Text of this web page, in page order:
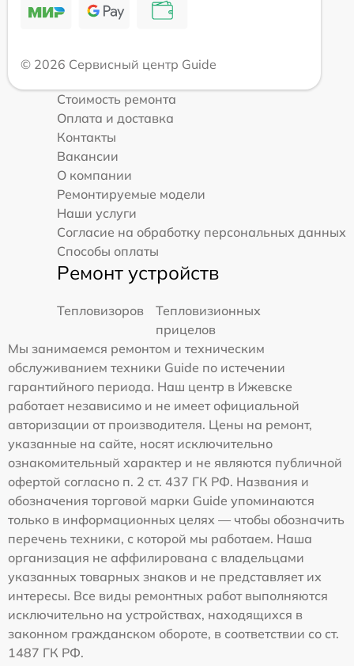
© 2026 Сервисный центр Guide
Стоимость ремонта
Оплата и доставка
Контакты
Вакансии
О компании
Ремонтируемые модели
Наши услуги
Согласие на обработку персональных данных
Способы оплаты
Ремонт устройств
Тепловизоров
Тепловизионных
прицелов
Мы занимаемся ремонтом и техническим
обслуживанием техники Guide по истечении
гарантийного периода. Наш центр в Ижевске
работает независимо и не имеет официальной
авторизации от производителя. Цены на ремонт,
указанные на сайте, носят исключительно
ознакомительный характер и не являются публичной
офертой согласно п. 2 ст. 437 ГК РФ. Названия и
обозначения торговой марки Guide упоминаются
только в информационных целях — чтобы обозначить
перечень техники, с которой мы работаем. Наша
организация не аффилирована с владельцами
указанных товарных знаков и не представляет их
интересы. Все виды ремонтных работ выполняются
исключительно на устройствах, находящихся в
законном гражданском обороте, в соответствии со ст.
1487 ГК РФ.